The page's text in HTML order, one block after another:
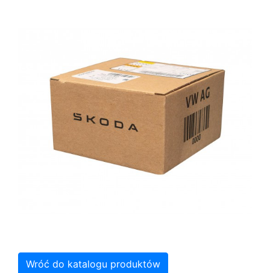
Wróć do katalogu produktów